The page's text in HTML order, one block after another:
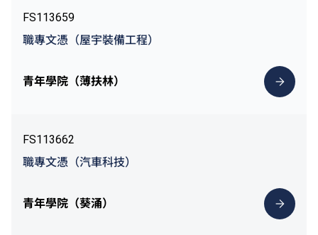
FS113659
職專文憑（屋宇裝備工程）
青年學院（薄扶林）
FS113662
職專文憑（汽車科技）
青年學院（葵涌）